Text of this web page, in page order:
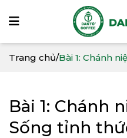
Trang chủ/Bài 1: Chánh
Bài 1: Chánh
Sống tỉnh